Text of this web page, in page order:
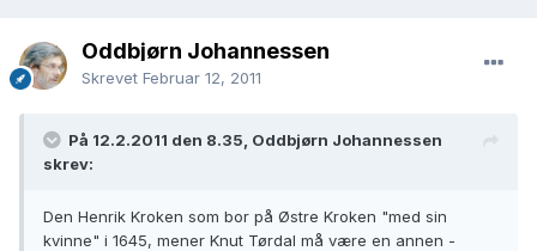
Oddbjørn Johannessen
Skrevet Februar 12, 2011
På 12.2.2011 den 8.35, Oddbjørn Johannessen
skrev:
Den Henrik Kroken som bor på Østre Kroken "med sin
kvinne" i 1645, mener Knut Tørdal må være en annen -